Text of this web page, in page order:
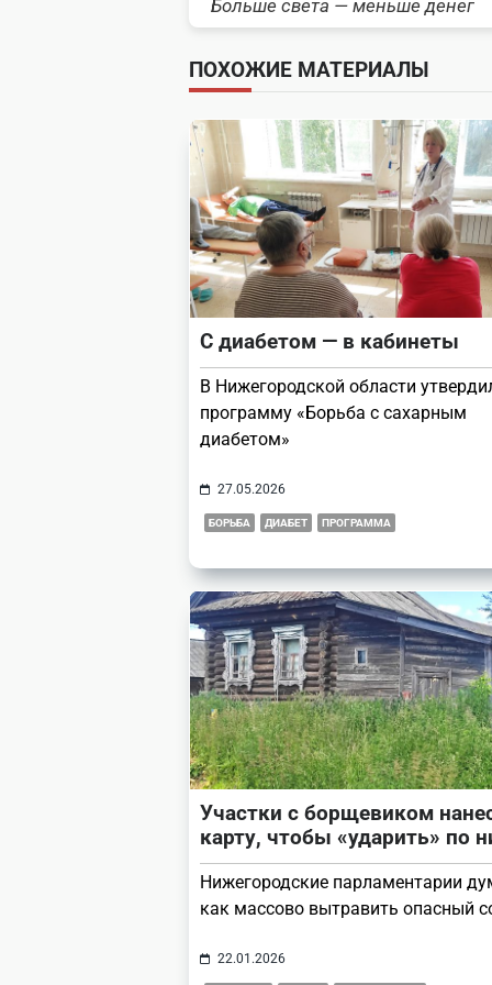
class="nav-
subtitle
screen-
reader-
text">Page</span>
Больше света — меньше денег
ПОХОЖИЕ МАТЕРИАЛЫ
С диабетом — в кабинеты
В Нижегородской области
программу «Борьба с сахарным
диабетом»
27.05.2026
БОРЬБА ДИАБЕТ ПРОГРАММА
Участки с борщевиком
карту, чтобы «ударить» по
Нижегородские парламентарии
как массово вытравить опасный
22.01.2026